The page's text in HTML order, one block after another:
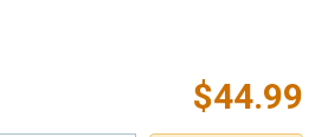
$44.99